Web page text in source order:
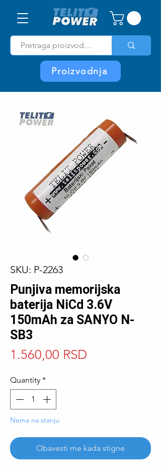
Proizvodnja
SKU: P-2263
Punjiva memorijska
baterija NiCd 3.6V
150mAh za SANYO N-
SB3
1.560,00 RSD
Quantity *
Nema na stanju
Obavesti me kada stigne